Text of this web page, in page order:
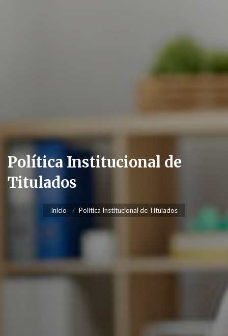
Política Institucional de
Titulados
Inicio Política Institucional de Titulados